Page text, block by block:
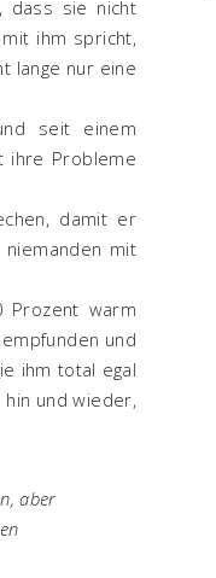
dass sie nicht
ihm spricht,
lange nur eine
seit einem
ihre Probleme
damit er
mit
Prozent warm
und
ihm total egal
und wieder,
aber